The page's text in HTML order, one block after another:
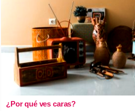
¿Por qué ves caras?